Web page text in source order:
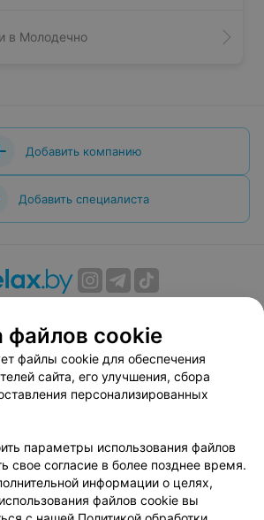
в Молодечно
Добавить компанию
Добавить специалиста
договор
Способы оплаты
по использованию сервиса
«Афиша»
соглашение
по вопросам сотрудничества
руководителю relax.by
настройки cookie
файлов cookie
файлы cookie для обеспечения
сайта, его улучшения, сбора
персонализированных
параметры использования файлов
свое согласие в более позднее время.
информации о целях,
файлов cookie вы